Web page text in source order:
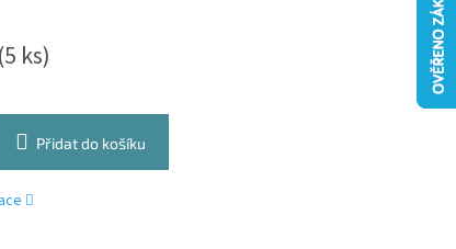
(5 ks)
Přidat do košíku